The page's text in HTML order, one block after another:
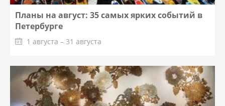
Планы на август: 35 самых ярких событий в
Петербурге
1 августа – 31 августа